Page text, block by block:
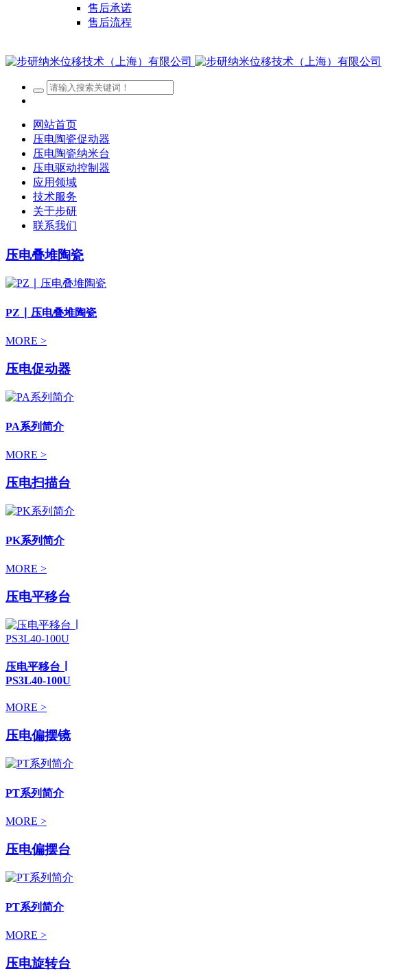
售后承诺
售后流程
网站首页
压电陶瓷促动器
压电陶瓷纳米台
压电驱动控制器
应用领域
技术服务
关于步研
联系我们
压电叠堆陶瓷
PZ ∣ 压电叠堆陶瓷
MORE >
压电促动器
PA系列简介
MORE >
压电扫描台
PK系列简介
MORE >
压电平移台
压电平移台 ∣
PS3L40-100U
MORE >
压电偏摆镜
PT系列简介
MORE >
压电偏摆台
PT系列简介
MORE >
压电旋转台